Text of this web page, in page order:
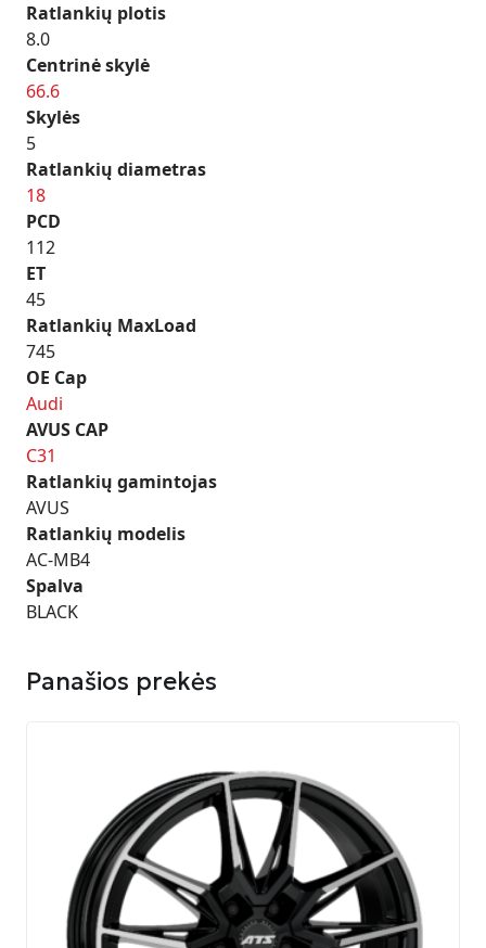
Ratlankių plotis
8.0
Centrinė skylė
66.6
Skylės
5
Ratlankių diametras
18
PCD
112
ET
45
Ratlankių MaxLoad
745
OE Cap
Audi
AVUS CAP
C31
Ratlankių gamintojas
AVUS
Ratlankių modelis
AC-MB4
Spalva
BLACK
Panašios prekės